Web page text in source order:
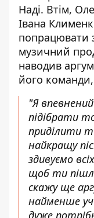
Наді. Втім,
Івана
попрацювати
музичний
наводив
його
"Я
підібрати
приділити
найкращу
здивуємо
щоб ти
скажу ще
найменше
дуже